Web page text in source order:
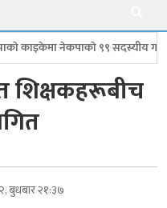
गाउँ समिति गठन
शिक्षकहरूबीच
बुधबार २१:३७